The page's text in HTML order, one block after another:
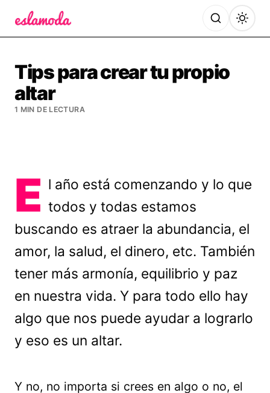
Tips para crear tu propio
altar
1 MIN DE LECTURA
E l año está comenzando y lo que
todos y todas estamos
buscando es atraer la abundancia, el
amor, la salud, el dinero, etc. También
tener más armonía, equilibrio y paz
en nuestra vida. Y para todo ello hay
algo que nos puede ayudar a lograrlo
y eso es un altar.
Y no, no importa si crees en algo o no, el